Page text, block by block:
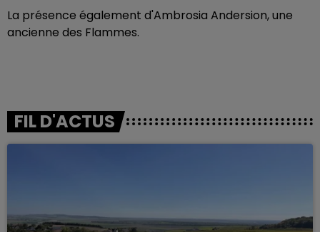
La présence également d'Ambrosia Andersion, une
ancienne des Flammes.
FIL D'ACTUS